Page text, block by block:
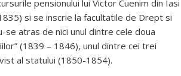
pensionului lui Victor Cuenim din Iasi
si se inscrie la facultatile de Drept si
atras de nici unul dintre cele doua
(1839 – 1846), unul dintre cei trei
al statului (1850-1854).